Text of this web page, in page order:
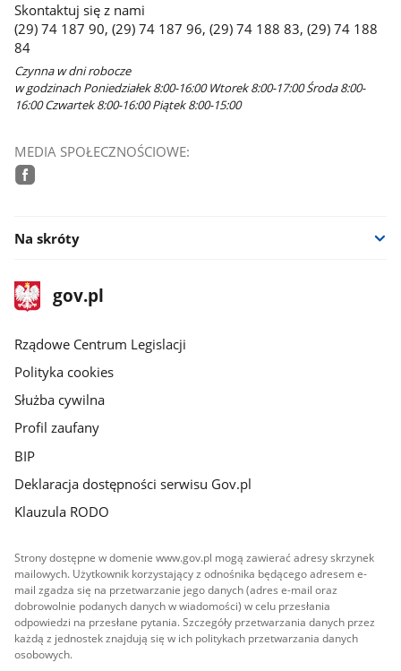
Skontaktuj się z nami
(29) 74 187 90, (29) 74 187 96, (29) 74 188 83, (29) 74 188
84
Czynna w dni robocze
w godzinach Poniedziałek 8:00-16:00 Wtorek 8:00-17:00 Środa 8:00-
16:00 Czwartek 8:00-16:00 Piątek 8:00-15:00
MEDIA SPOŁECZNOŚCIOWE:
Na skróty
stopka
gov.plStrona
gov.pl
Rządowe Centrum Legislacji
Polityka cookies
Służba cywilna
Profil zaufany
BIP
Deklaracja dostępności serwisu Gov.pl
Klauzula RODO
Strony dostępne w domenie www.gov.pl mogą zawierać adresy skrzynek
mailowych. Użytkownik korzystający z odnośnika będącego adresem e-
mail zgadza się na przetwarzanie jego danych (adres e-mail oraz
dobrowolnie podanych danych w wiadomości) w celu przesłania
odpowiedzi na przesłane pytania. Szczegóły przetwarzania danych przez
każdą z jednostek znajdują się w ich politykach przetwarzania danych
osobowych.